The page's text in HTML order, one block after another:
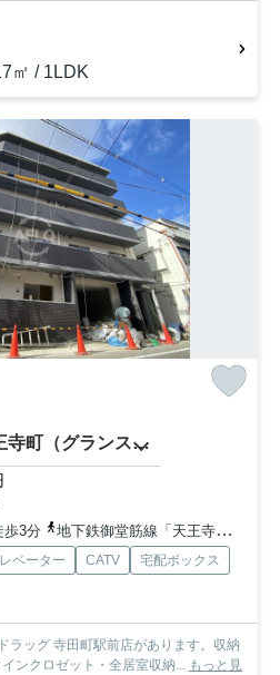
㎡ / 1LDK
GRAND STEADY天王寺町（グランステディ天王寺町）
歩3分
地下鉄御堂筋線「天王寺」駅 徒歩10分
ベーター CATV
宅配ボックス
ラッグ 寺田町駅前店があります。収納
ンクロゼット・全居室収納... もっと見